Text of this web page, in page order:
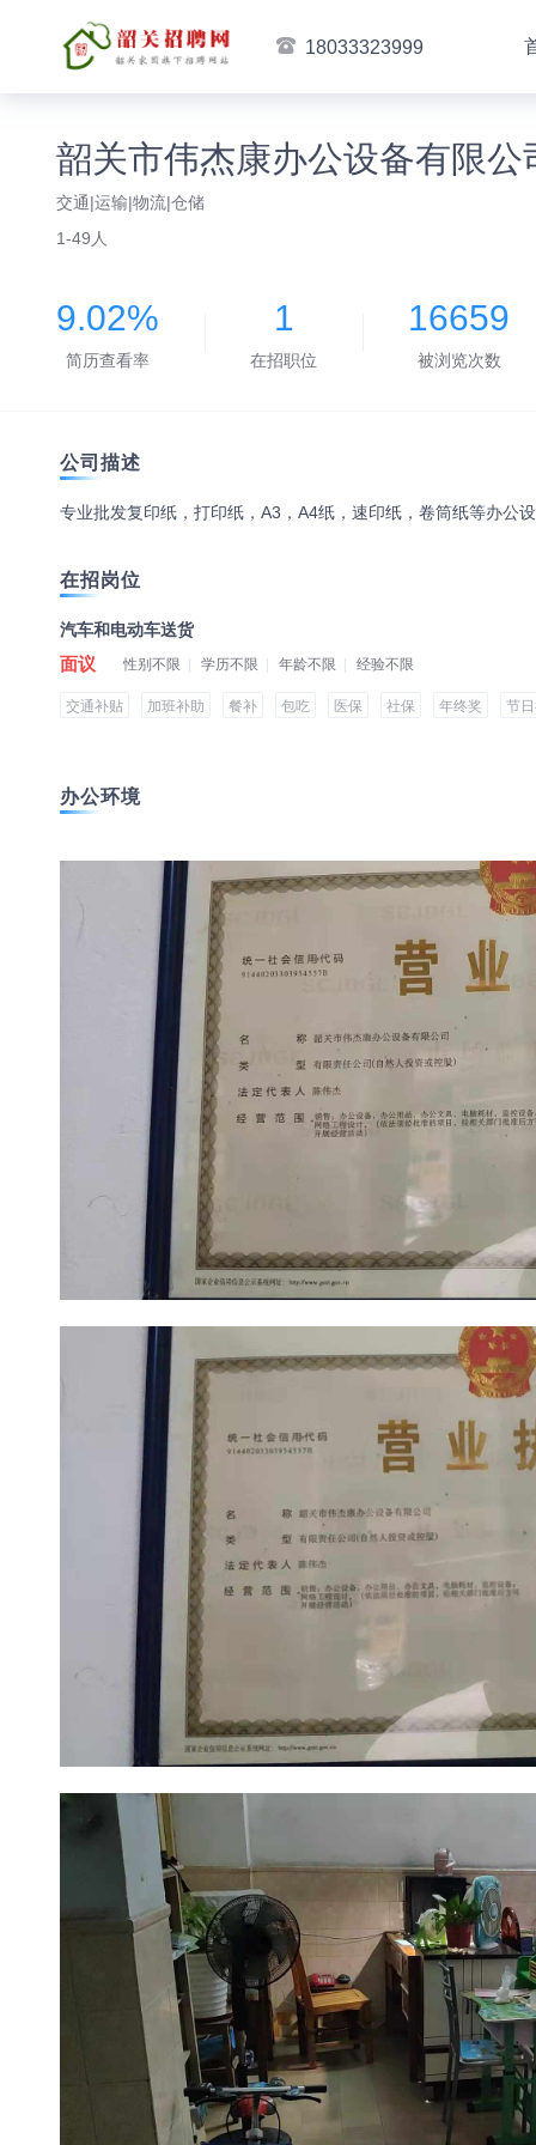
18033323999
韶关市伟杰康办公设备有限公
交通|运输|物流|仓储
1-49人
9.02%
简历查看率
1
在招职位
16659
被浏览次数
公司描述
专业批发复印纸，打印纸，A3，A4纸，速印纸，卷筒纸等办公
在招岗位
汽车和电动车送货
面议 性别不限 学历不限 年龄不限 经验不限
交通补贴 加班补助 餐补 包吃 医保 社保 年终奖 节
办公环境